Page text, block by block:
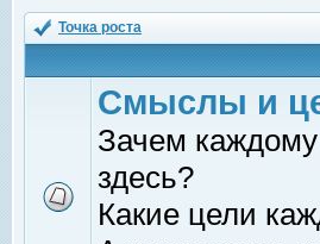
Точка роста
Смыслы и
Зачем
здесь?
Какие цели